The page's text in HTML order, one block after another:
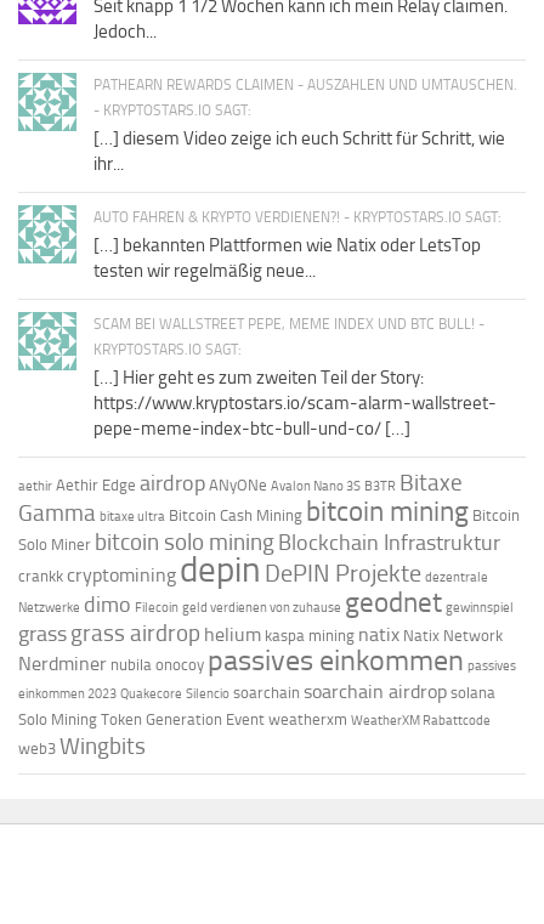
Seit knapp 1 1/2 Wochen kann ich mein Relay claimen.
Jedoch...
PATHEARN REWARDS CLAIMEN - AUSZAHLEN UND UMTAUSCHEN.
- KRYPTOSTARS.IO SAGT:
[…] diesem Video zeige ich euch Schritt für Schritt, wie
ihr...
AUTO FAHREN & KRYPTO VERDIENEN?! - KRYPTOSTARS.IO SAGT:
[…] bekannten Plattformen wie Natix oder LetsTop
testen wir regelmäßig neue...
SCAM BEI WALLSTREET PEPE, MEME INDEX UND BTC BULL! -
KRYPTOSTARS.IO SAGT:
[…] Hier geht es zum zweiten Teil der Story:
https://www.kryptostars.io/scam-alarm-wallstreet-
pepe-meme-index-btc-bull-und-co/ […]
aethir Aethir Edge airdrop ANyONe Avalon Nano 3S B3TR Bitaxe
Gamma bitaxe ultra Bitcoin Cash Mining bitcoin mining Bitcoin
Solo Miner bitcoin solo mining Blockchain Infrastruktur
crankk cryptomining depin DePIN Projekte dezentrale
Netzwerke dimo Filecoin geld verdienen von zuhause geodnet gewinnspiel
grass grass airdrop helium kaspa mining natix Natix Network
Nerdminer nubila onocoy passives einkommen passives
einkommen 2023 Quakecore Silencio soarchain soarchain airdrop solana
Solo Mining Token Generation Event weatherxm WeatherXM Rabattcode
web3 Wingbits